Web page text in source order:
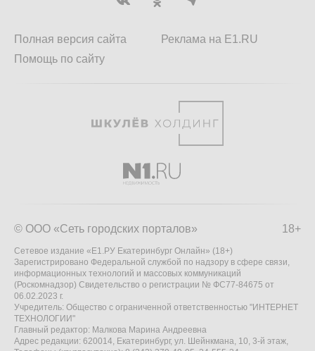
Полная версия сайта
Помощь по сайту
Реклама на E1.RU
18+
© ООО «Сеть городских порталов»
Сетевое издание «Е1.РУ Екатеринбург Онлайн» (18+)
Зарегистрировано Федеральной службой по надзору в сфере связи,
информационных технологий и массовых коммуникаций
(Роскомнадзор) Свидетельство о регистрации № ФС77-84675 от
06.02.2023 г.
Учредитель: Общество с ограниченной ответственностью "ИНТЕРНЕТ
ТЕХНОЛОГИИ"
Главный редактор: Малкова Марина Андреевна
Адрес редакции: 620014, Екатеринбург, ул. Шейнкмана, 10, 3-й этаж,